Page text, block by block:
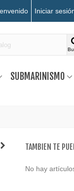
Iniciar
SUBMARINISMO
TAMBIEN TE
No hay